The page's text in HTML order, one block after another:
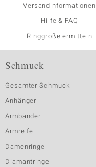
Versandinformationen
Hilfe & FAQ
Ringgröße ermitteln
Schmuck
Gesamter Schmuck
Anhänger
Armbänder
Armreife
Damenringe
Diamantringe